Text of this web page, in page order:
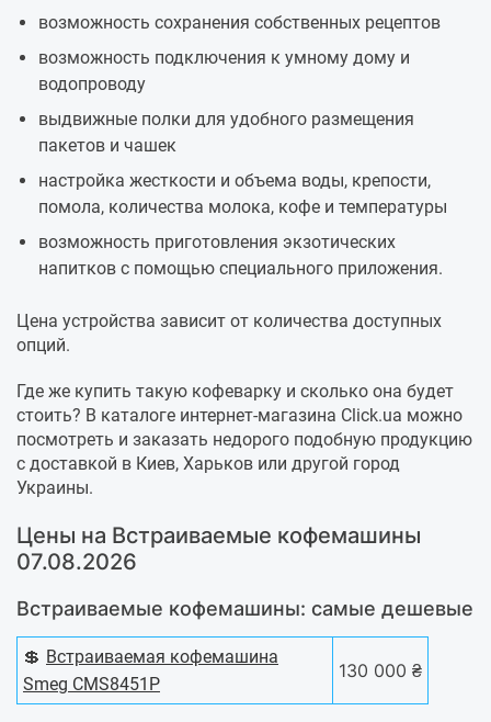
возможность сохранения собственных рецептов
возможность подключения к умному дому и
водопроводу
выдвижные полки для удобного размещения
пакетов и чашек
настройка жесткости и объема воды, крепости,
помола, количества молока, кофе и температуры
возможность приготовления экзотических
напитков с помощью специального приложения.
Цена устройства зависит от количества доступных
опций.
Где же купить такую кофеварку и сколько она будет
стоить? В каталоге интернет-магазина Click.ua можно
посмотреть и заказать недорого подобную продукцию
с доставкой в Киев, Харьков или другой город
Украины.
Цены на Встраиваемые кофемашины
07.08.2026
Встраиваемые кофемашины: самые дешевые
💲 Встраиваемая кофемашина
Smeg CMS8451P
130 000 ₴